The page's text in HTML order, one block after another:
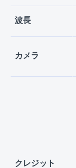
波長
カメラ
クレジット